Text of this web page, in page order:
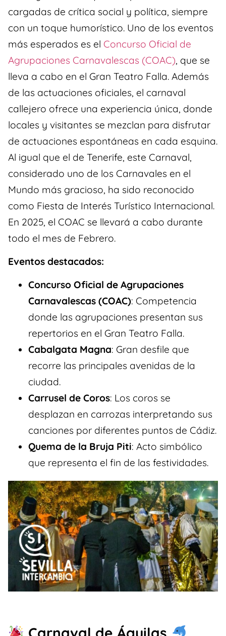
cargadas de crítica social y política, siempre
con un toque humorístico. Uno de los eventos
más esperados es el Concurso Oficial de
Agrupaciones Carnavalescas (COAC), que se
lleva a cabo en el Gran Teatro Falla. Además
de las actuaciones oficiales, el carnaval
callejero ofrece una experiencia única, donde
locales y visitantes se mezclan para disfrutar
de actuaciones espontáneas en cada esquina.
Al igual que el de Tenerife, este Carnaval,
considerado uno de los Carnavales en el
Mundo más gracioso, ha sido reconocido
como Fiesta de Interés Turístico Internacional.
En 2025, el COAC se llevará a cabo durante
todo el mes de Febrero.
Eventos destacados:
Concurso Oficial de Agrupaciones
Carnavalescas (COAC): Competencia
donde las agrupaciones presentan sus
repertorios en el Gran Teatro Falla.
Cabalgata Magna: Gran desfile que
recorre las principales avenidas de la
ciudad.
Carrusel de Coros: Los coros se
desplazan en carrozas interpretando sus
canciones por diferentes puntos de Cádiz.
Quema de la Bruja Piti: Acto simbólico
que representa el fin de las festividades.